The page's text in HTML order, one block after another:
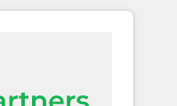
has worked
big initiative
of the
migrate your
workflows that